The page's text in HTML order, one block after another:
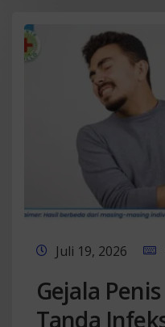
Juli 19, 2026
Gejala
Tanda